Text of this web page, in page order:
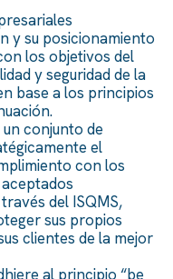
y su posicionamiento
los objetivos del
y seguridad de la
base a los principios
conjunto de
el
con los
del ISQMS,
sus propios
clientes de la mejor
al principio “be